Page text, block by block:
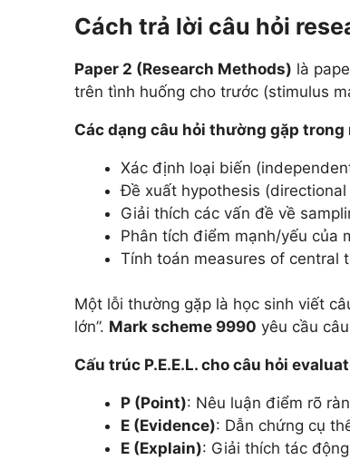
Cách trả lời câu hỏi
Paper 2 (Research Methods) là
trên tình huống cho trước (stimulus
Các dạng câu hỏi thường gặp
Xác định loại biến
Đề xuất hypothesis
Giải thích các vấn đề về
Phân tích điểm mạnh/yếu của
Tính toán measures of central
Một lỗi thường gặp là học sinh viết
lớn”. Mark scheme 9990 yêu cầu
Cấu trúc P.E.E.L. cho câu hỏi
P (Point): Nêu luận điểm rõ
E (Evidence): Dẫn chứng cụ
E (Explain): Giải thích tác